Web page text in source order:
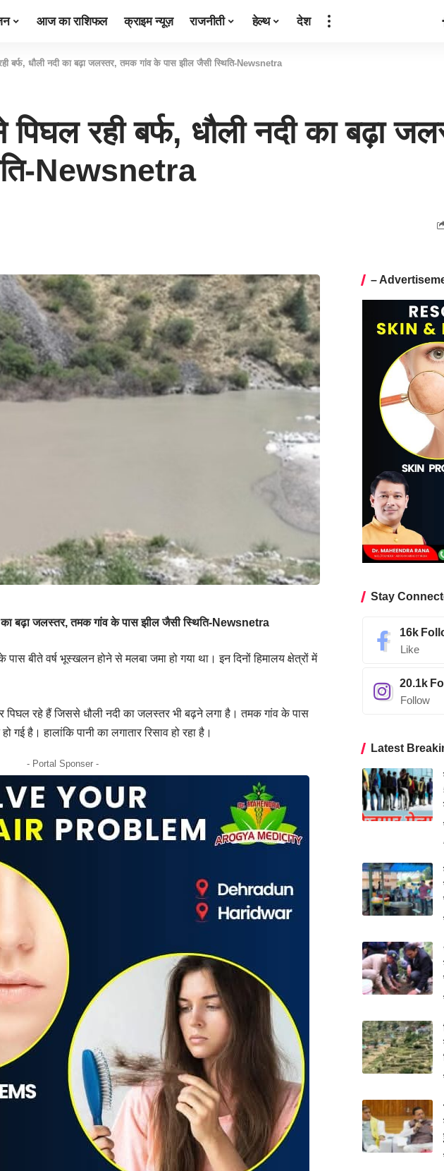
आज का राशिफल क्राइम न्यूज़ राजनीती हेल्थ देश
बर्फ, धौली नदी का बढ़ा जलस्तर, तमक गांव के पास झील जैसी स्थिति-Newsnetra
रही बर्फ, धौली नदी का बढ़ा
Newsnetra
का बढ़ा जलस्तर, तमक गांव के पास झील जैसी स्थिति-Newsnetra
बीते वर्ष भूस्खलन होने से मलबा जमा हो गया था। इन दिनों हिमालय क्षेत्रों में
पिघल रहे हैं जिससे धौली नदी का जलस्तर भी बढ़ने लगा है। तमक गांव के पास
गई है। हालांकि पानी का लगातार रिसाव हो रहा है।
- Portal Sponser -
–
Stay
16k
Like
20.1k
Follow
Latest